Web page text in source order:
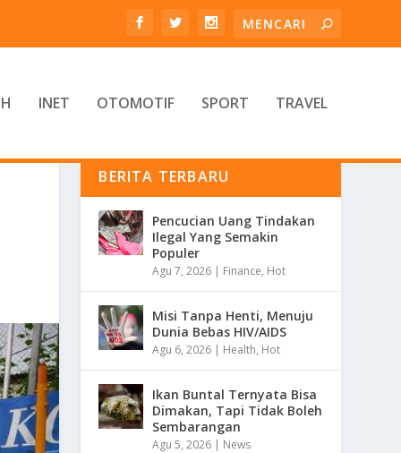
INET OTOMOTIF SPORT TRAVEL
BERITA TERBARU
Pencucian Uang Tindakan
Ilegal Yang Semakin
Populer
Agu 7, 2026 | Finance, Hot
Misi Tanpa Henti, Menuju
Dunia Bebas HIV/AIDS
Agu 6, 2026 | Health, Hot
Ikan Buntal Ternyata Bisa
Dimakan, Tapi Tidak Boleh
Sembarangan
Agu 5, 2026 | News